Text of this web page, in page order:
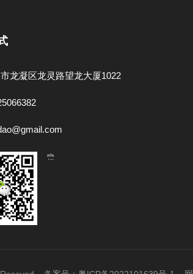
龙凝区龙灵路望龙大厦1022
【扫一扫，关注我们】